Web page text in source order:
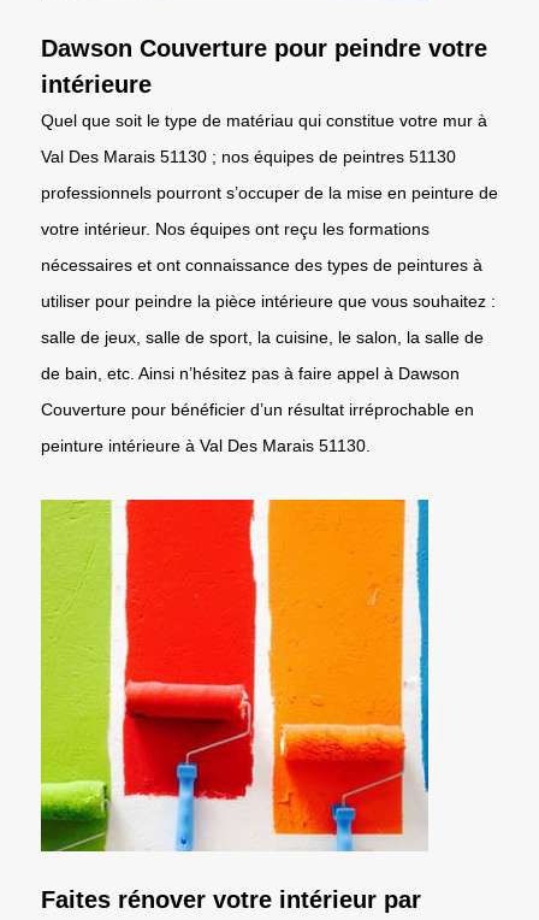
Dawson Couverture pour peindre votre
intérieure
Quel que soit le type de matériau qui constitue votre mur à
Val Des Marais 51130 ; nos équipes de peintres 51130
professionnels pourront s’occuper de la mise en peinture de
votre intérieur. Nos équipes ont reçu les formations
nécessaires et ont connaissance des types de peintures à
utiliser pour peindre la pièce intérieure que vous souhaitez :
salle de jeux, salle de sport, la cuisine, le salon, la salle de
de bain, etc. Ainsi n’hésitez pas à faire appel à Dawson
Couverture pour bénéficier d’un résultat irréprochable en
peinture intérieure à Val Des Marais 51130.
Faites rénover votre intérieur par